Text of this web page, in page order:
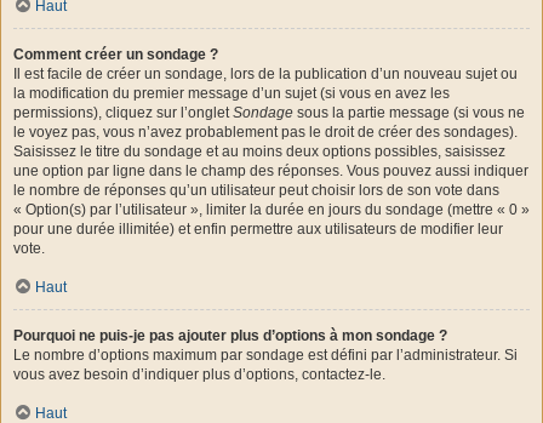
Haut
Comment créer un sondage ?
Il est facile de créer un sondage, lors de la publication d’un nouveau sujet ou
la modification du premier message d’un sujet (si vous en avez les
permissions), cliquez sur l’ongletSondage sous la partie message (si vous ne
le voyez pas, vous n’avez probablement pas le droit de créer des sondages).
Saisissez le titre du sondage et au moins deux options possibles, saisissez
une option par ligne dans le champ des réponses. Vous pouvez aussi indiquer
le nombre de réponses qu’un utilisateur peut choisir lors de son vote dans
« Option(s) par l’utilisateur », limiter la durée en jours du sondage (mettre « 0 »
pour une durée illimitée) et enfin permettre aux utilisateurs de modifier leur
vote.
Haut
Pourquoi ne puis-je pas ajouter plus d’options à mon sondage ?
Le nombre d’options maximum par sondage est défini par l’administrateur. Si
vous avez besoin d’indiquer plus d’options, contactez-le.
Haut